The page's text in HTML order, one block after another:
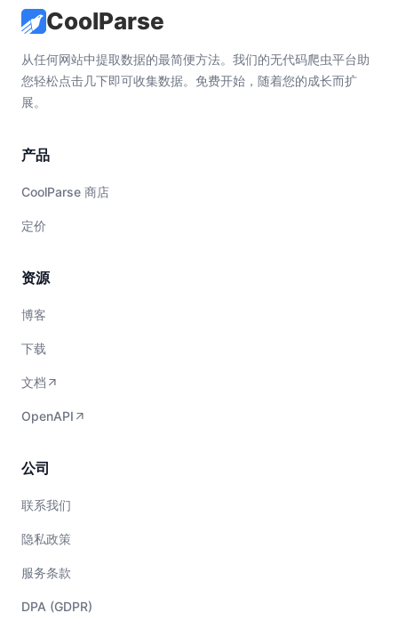
CoolParse
从任何网站中提取数据的最简便方法。我们的无代码爬虫平台助
您轻松点击几下即可收集数据。免费开始，随着您的成长而扩
展。
产品
CoolParse 商店
定价
资源
博客
下载
文档
OpenAPI
公司
联系我们
隐私政策
服务条款
DPA (GDPR)